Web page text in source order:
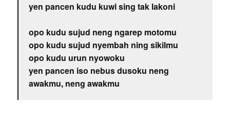
yen pancen kudu kuwi sing tak lakoni
opo kudu sujud neng ngarep motomu
opo kudu sujud nyembah ning sikilmu
opo kudu urun nyowoku
yen pancen iso nebus dusoku neng
awakmu, neng awakmu